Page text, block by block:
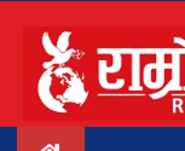
मुख्य
समाचार